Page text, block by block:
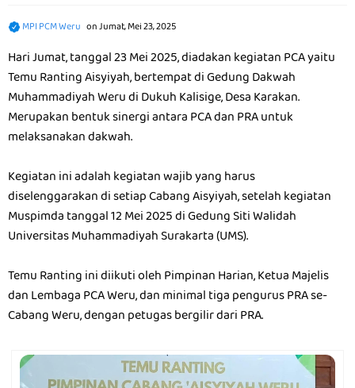
MPI PCM Weru onJumat, Mei 23, 2025
Hari Jumat, tanggal 23 Mei 2025, diadakan kegiatan PCA yaitu
Temu Ranting Aisyiyah, bertempat di Gedung Dakwah
Muhammadiyah Weru di Dukuh Kalisige, Desa Karakan.
Merupakan bentuk sinergi antara PCA dan PRA untuk
melaksanakan dakwah.
Kegiatan ini adalah kegiatan wajib yang harus
diselenggarakan di setiap Cabang Aisyiyah, setelah kegiatan
Muspimda tanggal 12 Mei 2025 di Gedung Siti Walidah
Universitas Muhammadiyah Surakarta (UMS).
Temu Ranting ini diikuti oleh Pimpinan Harian, Ketua Majelis
dan Lembaga PCA Weru, dan minimal tiga pengurus PRA se-
Cabang Weru, dengan petugas bergilir dari PRA.